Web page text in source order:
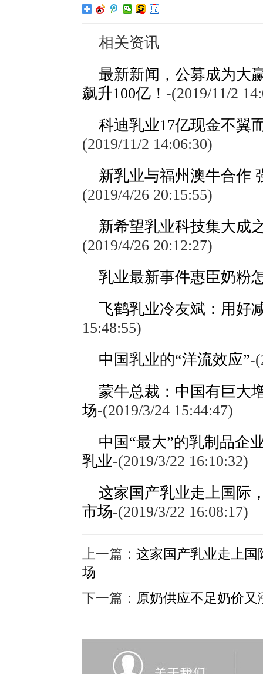
相关资讯
最新新闻，公募成为大
飙升100亿！ -(2019/11/2
科迪乳业17亿现金不翼
(2019/11/2 14:06:30)
新乳业与福州澳牛合作
(2019/4/26 20:15:55)
新希望乳业科技集大成
(2019/4/26 20:12:27)
乳业最新事件惠臣奶粉
飞鹤乳业冷友斌：用好
15:48:55)
中国乳业的“洋流效应”-
蒙牛总裁：中国有巨大
场-(2019/3/24 15:44:47)
中国“最大”的乳制品企
乳业-(2019/3/22 16:10:32)
这家国产乳业走上国际
市场-(2019/3/22 16:08:17)
上一篇： 这家国产乳业走上
场
下一篇： 原奶供应不足奶价又